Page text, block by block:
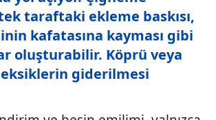
taraftaki ekleme baskısı,
kafatasına kayması gibi
oluşturabilir. Köprü veya
giderilmesi